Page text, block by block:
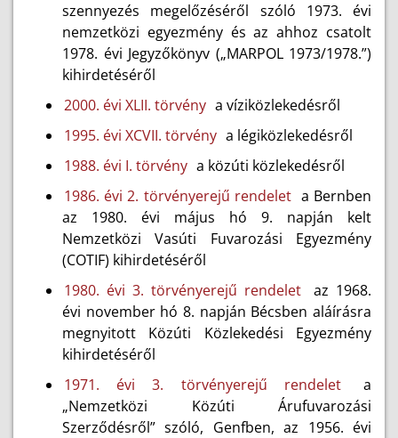
szennyezés megelőzéséről szóló 1973. évi
nemzetközi egyezmény és az ahhoz csatolt
1978. évi Jegyzőkönyv („MARPOL 1973/1978.”)
kihirdetéséről
2000. évi XLII. törvény a víziközlekedésről
1995. évi XCVII. törvény a légiközlekedésről
1988. évi I. törvény a közúti közlekedésről
1986. évi 2. törvényerejű rendelet a Bernben
az 1980. évi május hó 9. napján kelt
Nemzetközi Vasúti Fuvarozási Egyezmény
(COTIF) kihirdetéséről
1980. évi 3. törvényerejű rendelet
az 1968.
évi november hó 8. napján Bécsben aláírásra
megnyitott Közúti Közlekedési Egyezmény
kihirdetéséről
1971. évi 3. törvényerejű rendelet
a
„Nemzetközi Közúti Árufuvarozási
Szerződésről” szóló, Genfben, az 1956. évi